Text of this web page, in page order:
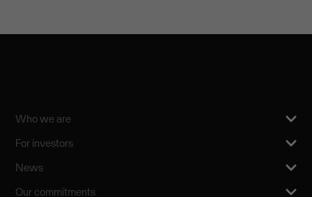
Who we are
For investors
News
Our commitments